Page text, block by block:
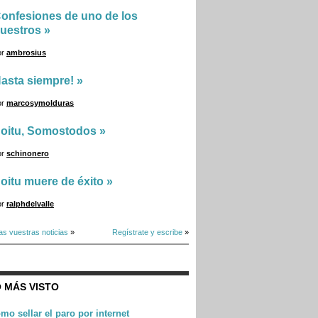
de uno de los
»
ambrosius
siempre! »
marcosymolduras
Somostodos »
schinonero
muere de éxito »
ralphdelvalle
vuestras noticias » Regístrate y escribe »
MÁS VISTO
sellar el paro por internet